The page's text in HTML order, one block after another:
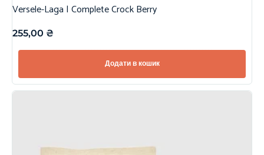
Versele-Laga | Complete Crock Berry
255,00 ₴
Додати в кошик